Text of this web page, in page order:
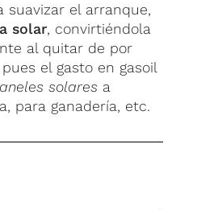
suavizar el arranque,
solar, convirtiéndola
al quitar de por
el gasto en gasoil
solares a
para ganadería, etc.